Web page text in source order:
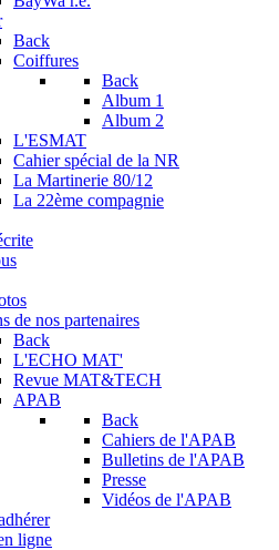
Back
Coiffures
Back
Album 1
Album 2
L'ESMAT
Cahier spécial de la NR
La Martinerie 80/12
La 22ème compagnie
de nos partenaires
Back
L'ECHO MAT'
Revue MAT&TECH
APAB
Back
Cahiers de l'APAB
Bulletins de l'APAB
Presse
Vidéos de l'APAB
ligne